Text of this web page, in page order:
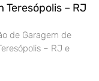
Teresópolis – RJ
de Garagem de
– RJ e